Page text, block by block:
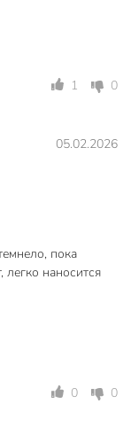
Русские узоры
водный
защита от плесени
1 0
05.02.2026
пока
легко наносится
0 0